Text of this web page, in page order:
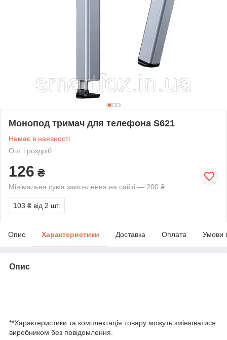
Монопод тримач для телефона S621
Немає в наявності
Опт і роздріб
126 ₴
Мінімальна сума замовлення на сайті — 200 ₴
103 ₴ від 2 шт.
Опис Характеристики Доставка Оплата Умови
Опис
**Характеристики та комплектація товару можуть змінюватися
виробником без повідомлення.